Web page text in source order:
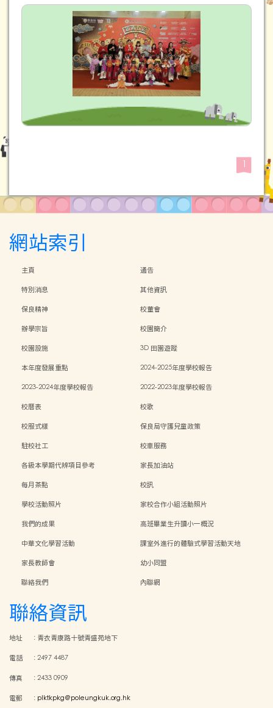
1
網站索引
主頁
通告
特別消息
其他資訊
保良精神
校董會
辦學宗旨
校園簡介
校園設施
3D 田園遊蹤
本年度發展重點
2024-2025年度學校報告
2023-2024年度學校報告
2022-2023年度學校報告
校曆表
校歌
校服式樣
保良局守護兒童政策
駐校社工
校車服務
各級本學期代辨項目參考
家長加油站
每月茶點
校訊
學校活動照片
家校合作小組活動照片
我們的成果
高班畢業生升讀小一概況
中華文化學習活動
課室外進行的體驗式學習活動天地
家長教師會
幼小同盟
聯絡我們
內聯網
聯絡資訊
地址 : 青衣青康路十號青盛苑地下
電話 :2497 4487
傳真 :2433 0909
電郵 : plktkpkg@poleungkuk.org.hk